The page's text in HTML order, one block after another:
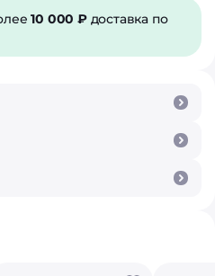
10 000 ₽доставка по